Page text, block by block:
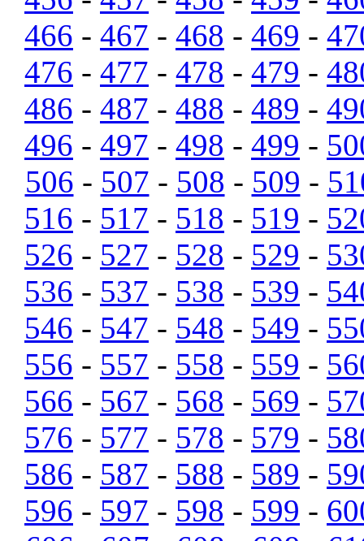
466 - 467 - 468 - 469 -
476 - 477 - 478 - 479 -
486 - 487 - 488 - 489 -
496 - 497 - 498 - 499 -
506 - 507 - 508 - 509 -
516 - 517 - 518 - 519 -
526 - 527 - 528 - 529 -
536 - 537 - 538 - 539 -
546 - 547 - 548 - 549 -
556 - 557 - 558 - 559 -
566 - 567 - 568 - 569 -
576 - 577 - 578 - 579 -
586 - 587 - 588 - 589 -
596 - 597 - 598 - 599 -